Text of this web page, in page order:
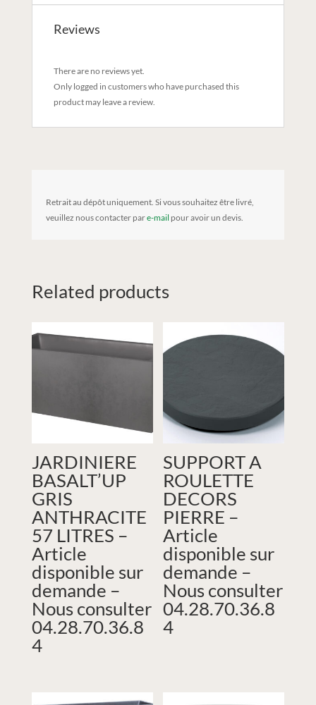
Reviews
There are no reviews yet.
Only logged in customers who have purchased this
product may leave a review.
Retrait au dépôt uniquement. Si vous souhaitez être livré,
veuillez nous contacter pare-mail pour avoir un devis.
Related products
JARDINIERE
BASALT’UP
GRIS
ANTHRACITE
57 LITRES –
Article
disponible sur
demande –
Nous consulter
04.28.70.36.8
4
SUPPORT A
ROULETTE
DECORS
PIERRE –
Article
disponible sur
demande –
Nous consulter
04.28.70.36.8
4